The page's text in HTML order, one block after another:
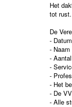
Het
tot
De
-
-
-
-
-
- Het
- De
- Alle